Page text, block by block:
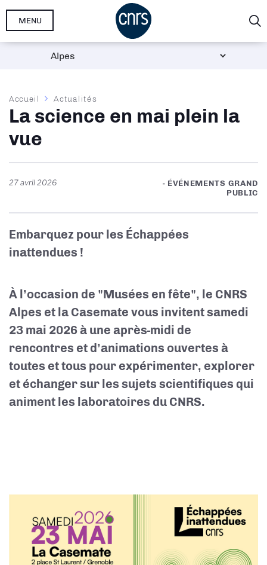
Aller
MENU
Fil
d'Ariane
Accueil Actualités
La science en mai plein la
vue
27 avril 2026
- ÉVÉNEMENTS GRAND
PUBLIC
Embarquez pour les Échappées
inattendues !
À l’occasion de "Musées en fête", le CNRS
Alpes et la Casemate vous invitentsamedi
23 mai 2026à une après-midi de
rencontres et d’animations ouvertes à
toutes et tous pour expérimenter, explorer
et échanger sur les sujets scientifiques qui
animent les laboratoires du CNRS.